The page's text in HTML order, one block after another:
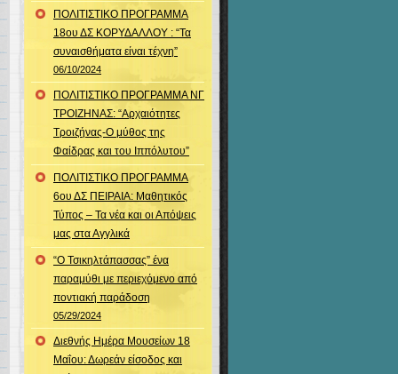
ΠΟΛΙΤΙΣΤΙΚΟ ΠΡΟΓΡΑΜΜΑ
18ου ΔΣ ΚΟΡΥΔΑΛΛΟΥ : “Τα
συναισθήματα είναι τέχνη”
06/10/2024
ΠΟΛΙΤΙΣΤΙΚΟ ΠΡΟΓΡΑΜΜΑ ΝΓ
ΤΡΟΙΖΗΝΑΣ: “Αρχαιότητες
Τροιζήνας-Ο μύθος της
Φαίδρας και του Ιππόλυτου”
ΠΟΛΙΤΙΣΤΙΚΟ ΠΡΟΓΡΑΜΜΑ
6ου ΔΣ ΠΕΙΡΑΙΑ: Μαθητικός
Τύπος – Τα νέα και οι Απόψεις
μας στα Αγγλικά
“Ο Τσικηλτάπασσας” ένα
παραμύθι με περιεχόμενο από
ποντιακή παράδοση
05/29/2024
Διεθνής Ημέρα Μουσείων 18
Μαΐου: Δωρεάν είσοδος και